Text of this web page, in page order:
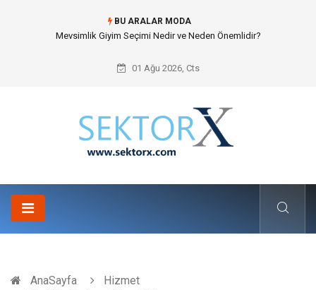
BU ARALAR MODA
Mevsimlik Giyim Seçimi Nedir ve Neden Önemlidir?
01 Ağu 2026, Cts
AnaSayfa
Hizmet